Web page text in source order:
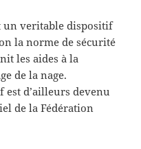
un veritable dispositif
la norme de sécurité
les aides à la
de la nage.
devenu
de la Fédération